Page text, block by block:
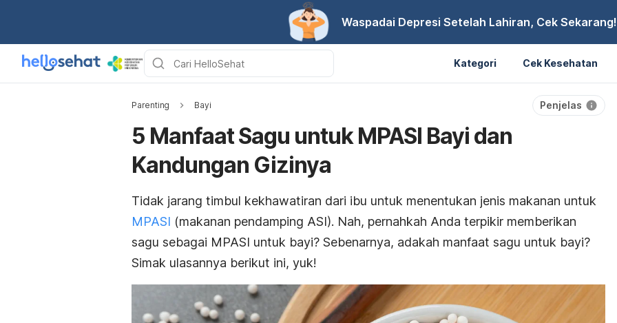
Waspadai Depresi Setelah Lahiran, Cek Sekarang!
Kategori Cek Kesehatan
Parenting Bayi Penjelas
5 Manfaat Sagu untuk MPASI Bayi dan
Kandungan Gizinya
Tidak jarang timbul kekhawatiran dari ibu untuk menentukan jenis makanan untuk
MPASI (makanan pendamping ASI). Nah, pernahkah Anda terpikir memberikan
sagu sebagai MPASI untuk bayi? Sebenarnya, adakah manfaat sagu untuk bayi?
Simak ulasannya berikut ini, yuk!